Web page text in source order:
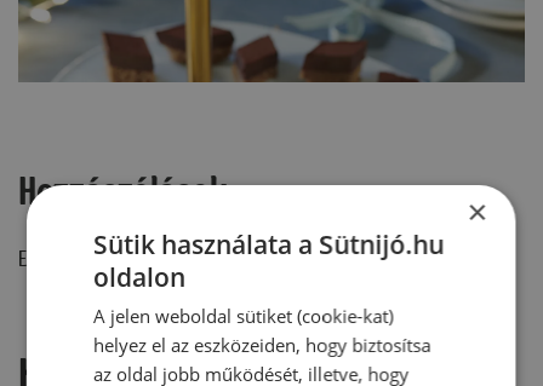
Hozzászólások
Ehhez a recepthez még nem érkezett hozzászólás.
Hozzászólás írása
×
Sütik használata a Sütnijó.hu
oldalon
A jelen weboldal sütiket (cookie-kat)
helyez el az eszközeiden, hogy biztosítsa
az oldal jobb működését, illetve, hogy